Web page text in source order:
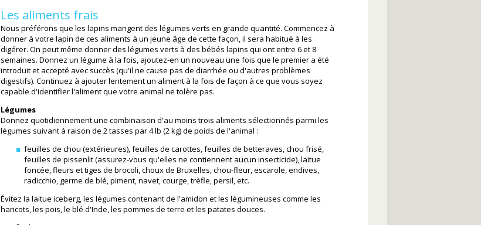
Les aliments frais
Nous préférons que les lapins mangent des légumes verts en grande quantité. Commencez à
donner à votre lapin de ces aliments à un jeune âge de cette façon, il sera habitué à les
digérer. On peut même donner des légumes verts à des bébés lapins qui ont entre 6 et 8
semaines. Donnez un légume à la fois, ajoutez-en un nouveau une fois que le premier a été
introduit et accepté avec succès (qu'il ne cause pas de diarrhée ou d'autres problèmes
digestifs). Continuez à ajouter lentement un aliment à la fois de façon à ce que vous soyez
capable d'identifier l'aliment que votre animal ne tolère pas.
Légumes
Donnez quotidiennement une combinaison d'au moins trois aliments sélectionnés parmi les
légumes suivant à raison de 2 tasses par 4 lb (2 kg) de poids de l'animal :
feuilles de chou (extérieures), feuilles de carottes, feuilles de betteraves, chou frisé,
feuilles de pissenlit (assurez-vous qu'elles ne contiennent aucun insecticide), laitue
foncée, fleurs et tiges de brocoli, choux de Bruxelles, chou-fleur, escarole, endives,
radicchio, germe de blé, piment, navet, courge, trèfle, persil, etc.
Évitez la laitue iceberg, les légumes contenant de l'amidon et les légumineuses comme les
haricots, les pois, le blé d'Inde, les pommes de terre et les patates douces.